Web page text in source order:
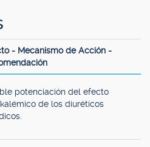
- Mecanismo de Acción -
potenciación del efecto
de los diuréticos